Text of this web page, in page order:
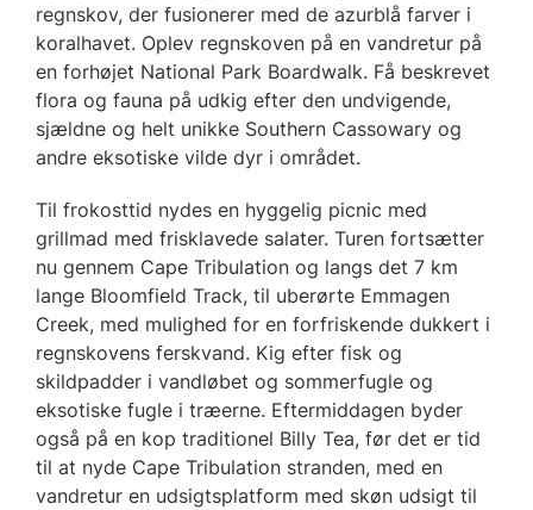
regnskov, der fusionerer med de azurblå farver i
koralhavet. Oplev regnskoven på en vandretur på
en forhøjet National Park Boardwalk. Få beskrevet
flora og fauna på udkig efter den undvigende,
sjældne og helt unikke Southern Cassowary og
andre eksotiske vilde dyr i området.
Til frokosttid nydes en hyggelig picnic med
grillmad med frisklavede salater. Turen fortsætter
nu gennem Cape Tribulation og langs det 7 km
lange Bloomfield Track, til uberørte Emmagen
Creek, med mulighed for en forfriskende dukkert i
regnskovens ferskvand. Kig efter fisk og
skildpadder i vandløbet og sommerfugle og
eksotiske fugle i træerne. Eftermiddagen byder
også på en kop traditionel Billy Tea, før det er tid
til at nyde Cape Tribulation stranden, med en
vandretur en udsigtsplatform med skøn udsigt til